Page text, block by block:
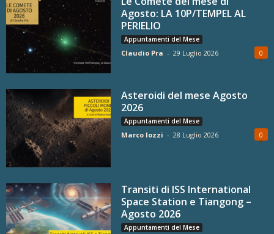
Agosto: LA 10P/TEMPEL AL
PERIELIO
Appuntamenti del Mese
Claudio Pra - 29 Luglio 2026 0
Asteroidi del mese Agosto
2026
Appuntamenti del Mese
Marco Iozzi - 28 Luglio 2026 0
Transiti di ISS International
Space Station e Tiangong –
Agosto 2026
Appuntamenti del Mese